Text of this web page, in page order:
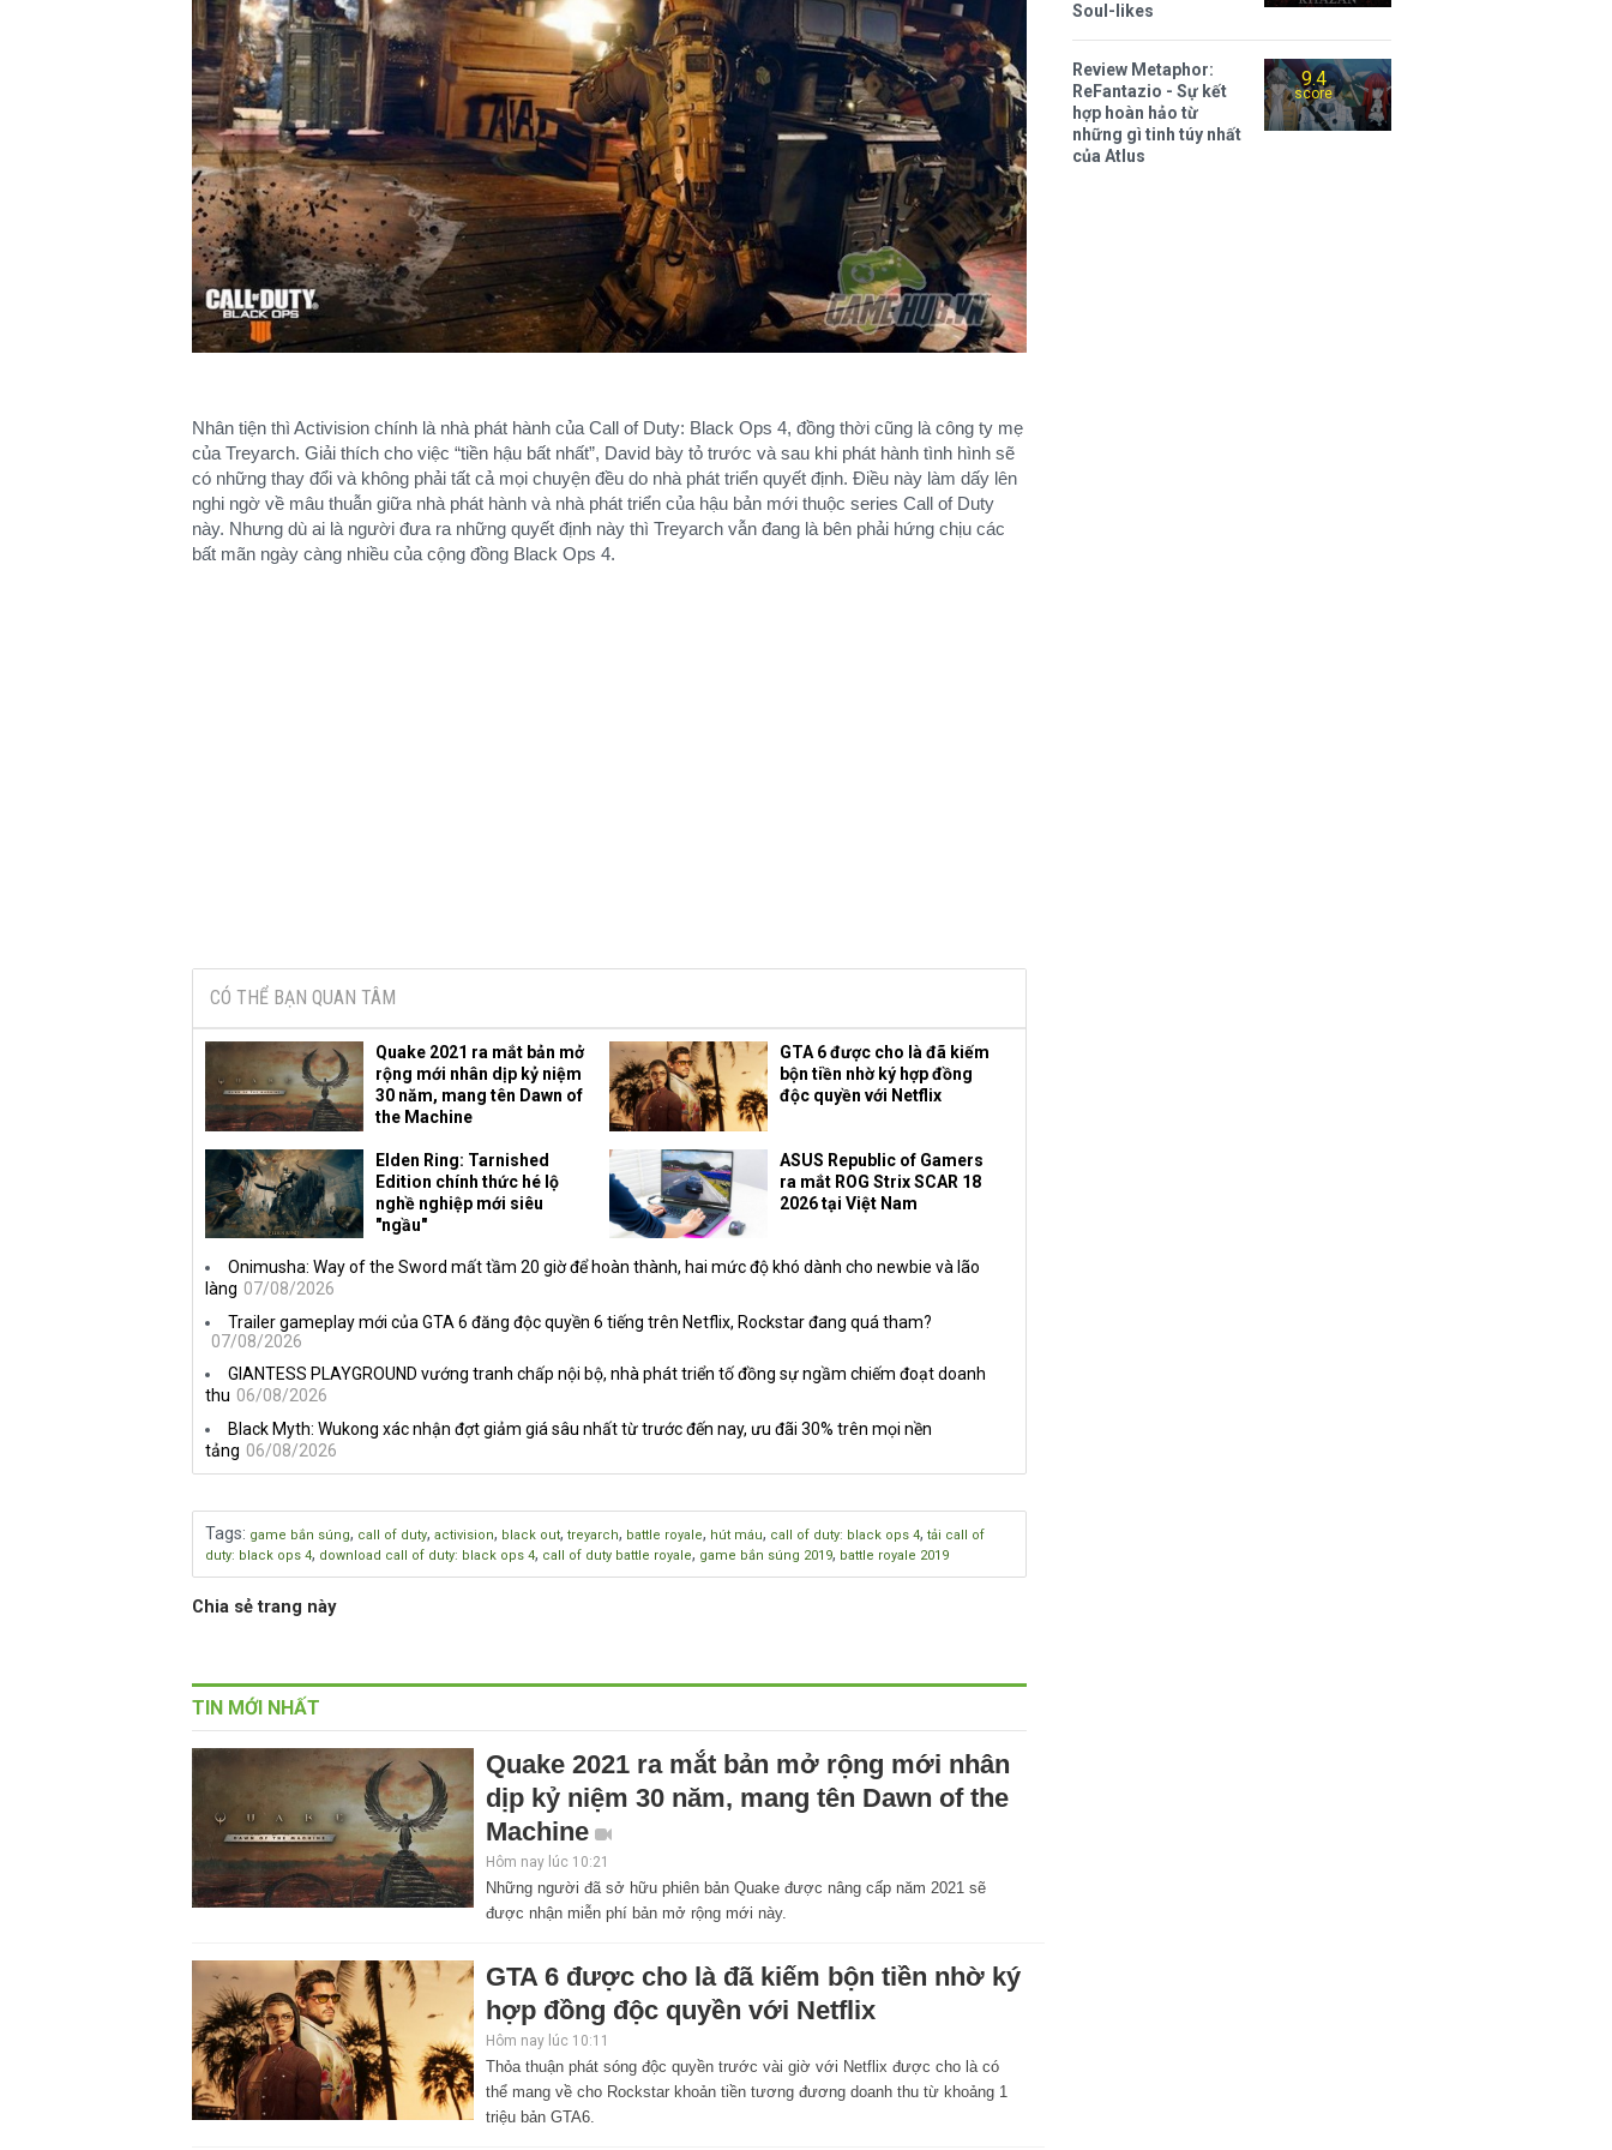
Nhân tiện thì Activision chính là nhà phát hành của Call of Duty: Black Ops 4, đồng thời cũng là công ty mẹ
của Treyarch. Giải thích cho việc “tiền hậu bất nhất”, David bày tỏ trước và sau khi phát hành tình hình sẽ
có những thay đổi và không phải tất cả mọi chuyện đều do nhà phát triển quyết định. Điều này làm dấy lên
nghi ngờ về mâu thuẫn giữa nhà phát hành và nhà phát triển của hậu bản mới thuộc series Call of Duty
này. Nhưng dù ai là người đưa ra những quyết định này thì Treyarch vẫn đang là bên phải hứng chịu các
bất mãn ngày càng nhiều của cộng đồng Black Ops 4.
CÓ THỂ BẠN QUAN TÂM
Quake 2021 ra mắt bản mở
rộng mới nhân dịp kỷ niệm
30 năm, mang tên Dawn of
the Machine
GTA 6 được cho là đã kiếm
bộn tiền nhờ ký hợp đồng
độc quyền với Netflix
Elden Ring: Tarnished
Edition chính thức hé lộ
nghề nghiệp mới siêu
"ngầu"
ASUS Republic of Gamers
ra mắt ROG Strix SCAR 18
2026 tại Việt Nam
Onimusha: Way of the Sword mất tầm 20 giờ để hoàn thành, hai mức độ khó dành cho newbie và lão
làng 07/08/2026
Trailer gameplay mới của GTA 6 đăng độc quyền 6 tiếng trên Netflix, Rockstar đang quá tham?
07/08/2026
GIANTESS PLAYGROUND vướng tranh chấp nội bộ, nhà phát triển tố đồng sự ngầm chiếm đoạt doanh
thu 06/08/2026
Black Myth: Wukong xác nhận đợt giảm giá sâu nhất từ trước đến nay, ưu đãi 30% trên mọi nền
tảng 06/08/2026
Tags: game bắn súng, call of duty, activision, black out, treyarch, battle royale, hút máu, call of duty: black ops 4, tải call of
duty: black ops 4, download call of duty: black ops 4, call of duty battle royale, game bắn súng 2019, battle royale 2019
Chia sẻ trang này
TIN MỚI NHẤT
Quake 2021 ra mắt bản mở rộng mới nhân
dịp kỷ niệm 30 năm, mang tên Dawn of the
Machine
Hôm nay lúc 10:21
Những người đã sở hữu phiên bản Quake được nâng cấp năm 2021 sẽ
được nhận miễn phí bản mở rộng mới này.
GTA 6 được cho là đã kiếm bộn tiền nhờ ký
hợp đồng độc quyền với Netflix
Hôm nay lúc 10:11
Thỏa thuận phát sóng độc quyền trước vài giờ với Netflix được cho là có
thể mang về cho Rockstar khoản tiền tương đương doanh thu từ khoảng 1
triệu bản GTA6.
Soul-likes
9.4
score
Review Metaphor:
ReFantazio - Sự kết
hợp hoàn hảo từ
những gì tinh túy nhất
của Atlus